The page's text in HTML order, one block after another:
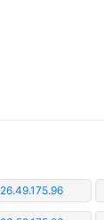
26.49.175.96